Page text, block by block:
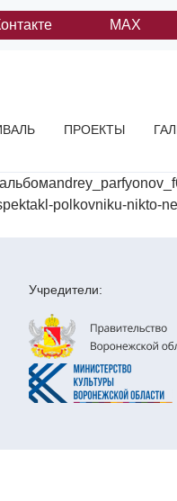
MAX
ПРОЕКТЫ
polkovniku-nikto-
Учредители: